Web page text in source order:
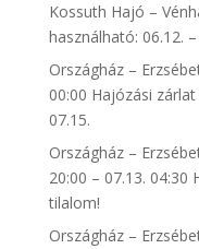
Kossuth Hajó –
használható: 06.12.
Országház –
00:00 Hajózási
07.15.
Országház –
20:00 – 07.13.
tilalom!
Országház –